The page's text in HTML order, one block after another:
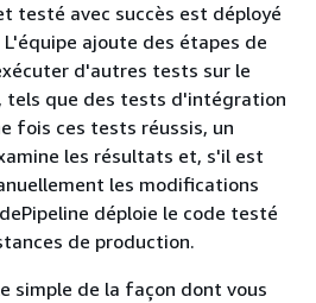
testé avec succès est déployé
ajoute des étapes de
d'autres tests sur le
tels que des tests d'intégration
fois ces tests réussis, un
les résultats et, s'il est
les modifications
déploie le code testé
de production.
simple de la façon dont vous